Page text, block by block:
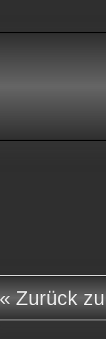
Zurück